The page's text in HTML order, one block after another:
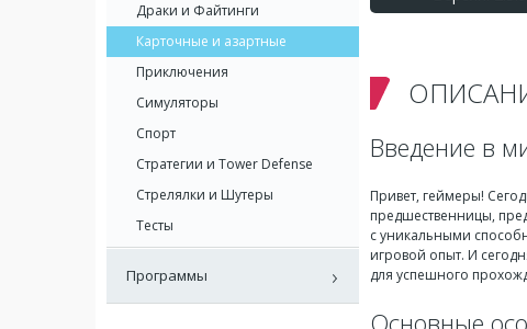
Введение в
Привет, геймеры!
предшественницы,
с уникальными
игровой опыт. И
для успешного
Основные
Драки и Файтинги
Карточные и азартные
Приключения
Симуляторы
Спорт
Стратегии и Tower Defense
Стрелялки и Шутеры
Тесты
Программы